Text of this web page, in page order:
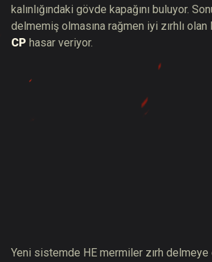
kalınlığındaki gövde kapağını buluyor.
delmemiş olmasına rağmen iyi zırhlı olan
CP hasar veriyor.
Yeni sistemde HE mermiler zırh delmeye